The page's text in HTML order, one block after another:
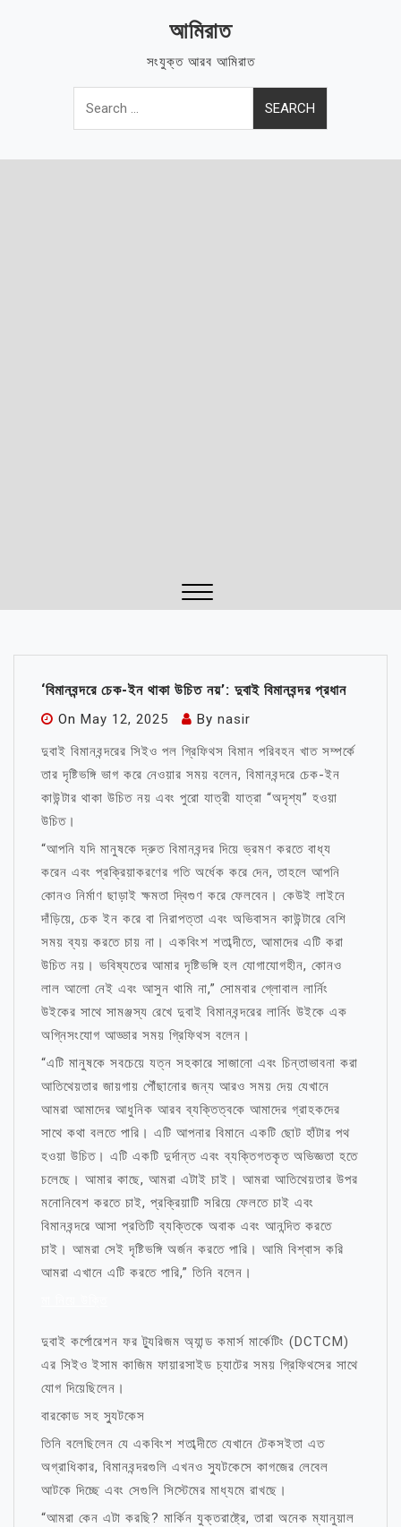
আমিরাত
সংযুক্ত আরব আমিরাত
Search
for:
‘বিমানবন্দরে চেক-ইন থাকা উচিত নয়’: দুবাই বিমানবন্দর প্রধান
On May 12, 2025 By nasir
দুবাই বিমানবন্দরের সিইও পল গ্রিফিথস বিমান পরিবহন খাত সম্পর্কে
তার দৃষ্টিভঙ্গি ভাগ করে নেওয়ার সময় বলেন, বিমানবন্দরে চেক-ইন
কাউন্টার থাকা উচিত নয় এবং পুরো যাত্রী যাত্রা “অদৃশ্য” হওয়া
উচিত।
“আপনি যদি মানুষকে দ্রুত বিমানবন্দর দিয়ে ভ্রমণ করতে বাধ্য
করেন এবং প্রক্রিয়াকরণের গতি অর্ধেক করে দেন, তাহলে আপনি
কোনও নির্মাণ ছাড়াই ক্ষমতা দ্বিগুণ করে ফেলবেন। কেউই লাইনে
দাঁড়িয়ে, চেক ইন করে বা নিরাপত্তা এবং অভিবাসন কাউন্টারে বেশি
সময় ব্যয় করতে চায় না। একবিংশ শতাব্দীতে, আমাদের এটি করা
উচিত নয়। ভবিষ্যতের আমার দৃষ্টিভঙ্গি হল যোগাযোগহীন, কোনও
লাল আলো নেই এবং আসুন থামি না,” সোমবার গ্লোবাল লার্নিং
উইকের সাথে সামঞ্জস্য রেখে দুবাই বিমানবন্দরের লার্নিং উইকে এক
অগ্নিসংযোগ আড্ডার সময় গ্রিফিথস বলেন।
“এটি মানুষকে সবচেয়ে যত্ন সহকারে সাজানো এবং চিন্তাভাবনা করা
আতিথেয়তার জায়গায় পৌঁছানোর জন্য আরও সময় দেয় যেখানে
আমরা আমাদের আধুনিক আরব ব্যক্তিত্বকে আমাদের গ্রাহকদের
সাথে কথা বলতে পারি। এটি আপনার বিমানে একটি ছোট হাঁটার পথ
হওয়া উচিত। এটি একটি দুর্দান্ত এবং ব্যক্তিগতকৃত অভিজ্ঞতা হতে
চলেছে। আমার কাছে, আমরা এটাই চাই। আমরা আতিথেয়তার উপর
মনোনিবেশ করতে চাই, প্রক্রিয়াটি সরিয়ে ফেলতে চাই এবং
বিমানবন্দরে আসা প্রতিটি ব্যক্তিকে অবাক এবং আনন্দিত করতে
চাই। আমরা সেই দৃষ্টিভঙ্গি অর্জন করতে পারি। আমি বিশ্বাস করি
আমরা এখানে এটি করতে পারি,” তিনি বলেন।
দুবাই কর্পোরেশন ফর ট্যুরিজম অ্যান্ড কমার্স মার্কেটিং (DCTCM)
এর সিইও ইসাম কাজিম ফায়ারসাইড চ্যাটের সময় গ্রিফিথসের সাথে
যোগ দিয়েছিলেন।
বারকোড সহ স্যুটকেস
তিনি বলেছিলেন যে একবিংশ শতাব্দীতে যেখানে টেকসইতা এত
অগ্রাধিকার, বিমানবন্দরগুলি এখনও স্যুটকেসে কাগজের লেবেল
আটকে দিচ্ছে এবং সেগুলি সিস্টেমের মাধ্যমে রাখছে।
“আমরা কেন এটা করছি? মার্কিন যুক্তরাষ্ট্রে, তারা অনেক ম্যানুয়াল